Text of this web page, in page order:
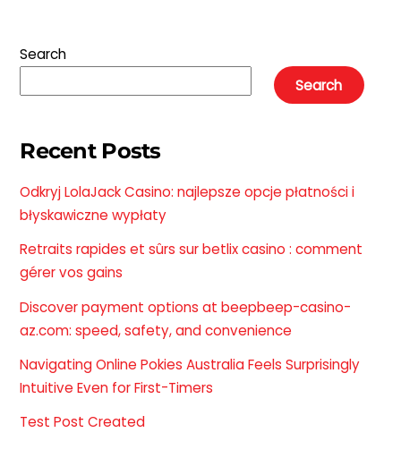
Search
Search
Recent Posts
Odkryj LolaJack Casino: najlepsze opcje płatności i
błyskawiczne wypłaty
Retraits rapides et sûrs sur betlix casino : comment
gérer vos gains
Discover payment options at beepbeep-casino-
az.com: speed, safety, and convenience
Navigating Online Pokies Australia Feels Surprisingly
Intuitive Even for First-Timers
Test Post Created